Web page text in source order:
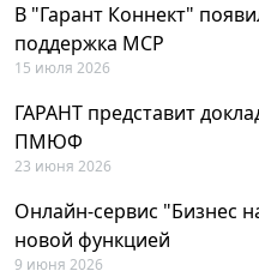
В "Гарант Коннект"
поддержка MCP
15 июля 2026
ГАРАНТ представит
ПМЮФ
23 июня 2026
Онлайн-сервис "Бизнес
новой функцией
9 июня 2026